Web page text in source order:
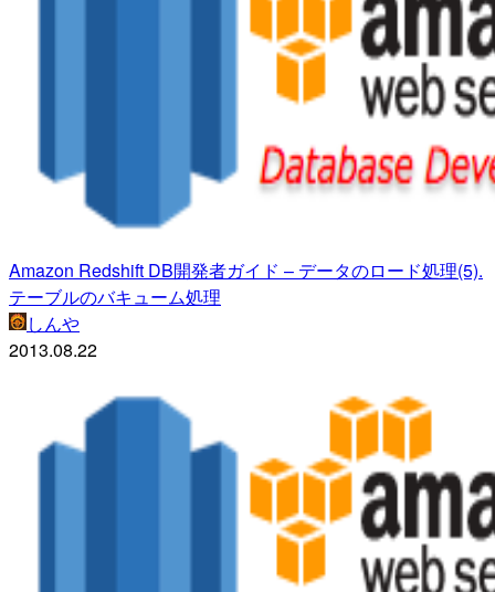
Amazon Redshift DB開発者ガイド – データのロード処理(5).
テーブルのバキューム処理
しんや
2013.08.22